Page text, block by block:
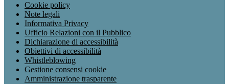
Cookie policy
Note legali
Informativa Privacy
Ufficio Relazioni con il Pubblico
Dichiarazione di accessibilità
Obiettivi di accessibilità
Whistleblowing
Gestione consensi cookie
Amministrazione trasparente